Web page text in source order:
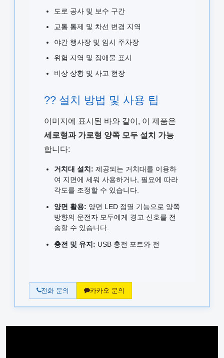
도로 공사 및 보수 구간
교통 통제 및 차선 변경 지역
야간 행사장 및 임시 주차장
위험 지역 및 장애물 표시
비상 상황 및 사고 현장
?? 설치 방법 및 사용 팁
이미지에 표시된 바와 같이, 이 제품은
세로형과 가로형 양쪽 모두 설치 가능
합니다:
거치대 설치: 제공되는 거치대를 이용하
여 지면에 세워 사용하거나, 필요에 따라
각도를 조정할 수 있습니다.
양면 활용: 양면 LED 점멸 기능으로 양쪽
방향의 운전자 모두에게 경고 신호를 전
송할 수 있습니다.
충전 및 유지: USB 충전 포트와 전
전화 문의 카카오 문의